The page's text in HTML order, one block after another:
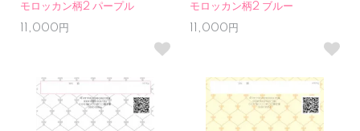
モロッカン柄2 パープル
11,000円
モロッカン柄2 ブルー
11,000円